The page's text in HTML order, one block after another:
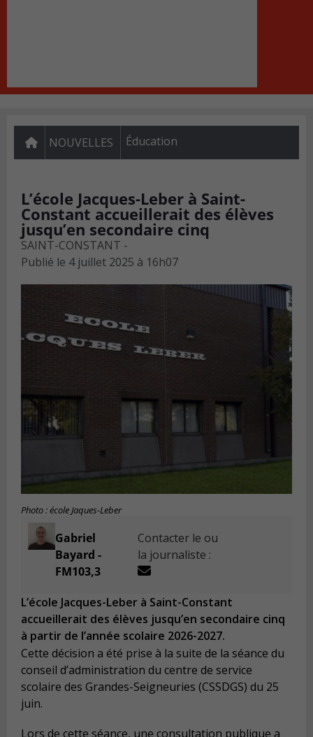
NOUVELLES Éducation
L’école Jacques-Leber à Saint-
Constant accueillerait des élèves
jusqu’en secondaire cinq
SAINT-CONSTANT -
Publié le 4 juillet 2025 à 16h07
Photo : école Jaques-Leber
Gabriel
Bayard -
FM103,3
Contacter le ou
la journaliste :
L’école Jacques-Leber à Saint-Constant
accueillerait des élèves jusqu’en secondaire cinq
à partir de l’année scolaire 2026-2027.
Cette décision a été prise à la suite de la séance du
conseil d’administration du centre de service
scolaire des Grandes-Seigneuries (CSSDGS) du 25
juin.
Lors de cette séance, une consultation publique a